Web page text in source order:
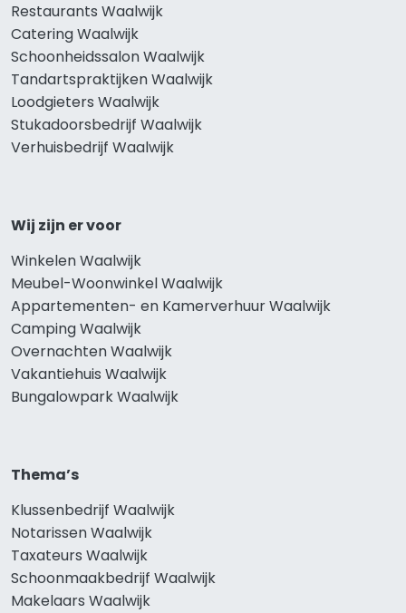
Restaurants Waalwijk
Catering Waalwijk
Schoonheidssalon Waalwijk
Tandartspraktijken Waalwijk
Loodgieters Waalwijk
Stukadoorsbedrijf Waalwijk
Verhuisbedrijf Waalwijk
Wij zijn er voor
Winkelen Waalwijk
Meubel-Woonwinkel Waalwijk
Appartementen- en Kamerverhuur Waalwijk
Camping Waalwijk
Overnachten Waalwijk
Vakantiehuis Waalwijk
Bungalowpark Waalwijk
Thema’s
Klussenbedrijf Waalwijk
Notarissen Waalwijk
Taxateurs Waalwijk
Schoonmaakbedrijf Waalwijk
Makelaars Waalwijk